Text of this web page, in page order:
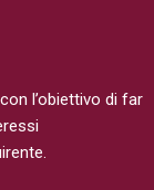
l’obiettivo di far